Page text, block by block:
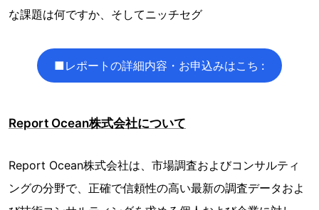
な課題は何ですか、そしてニッチセグ
■レポートの詳細内容・お申込みはこち :
Report Ocean株式会社について
Report Ocean株式会社は、市場調査およびコンサルティ
ングの分野で、正確で信頼性の高い最新の調査データおよ